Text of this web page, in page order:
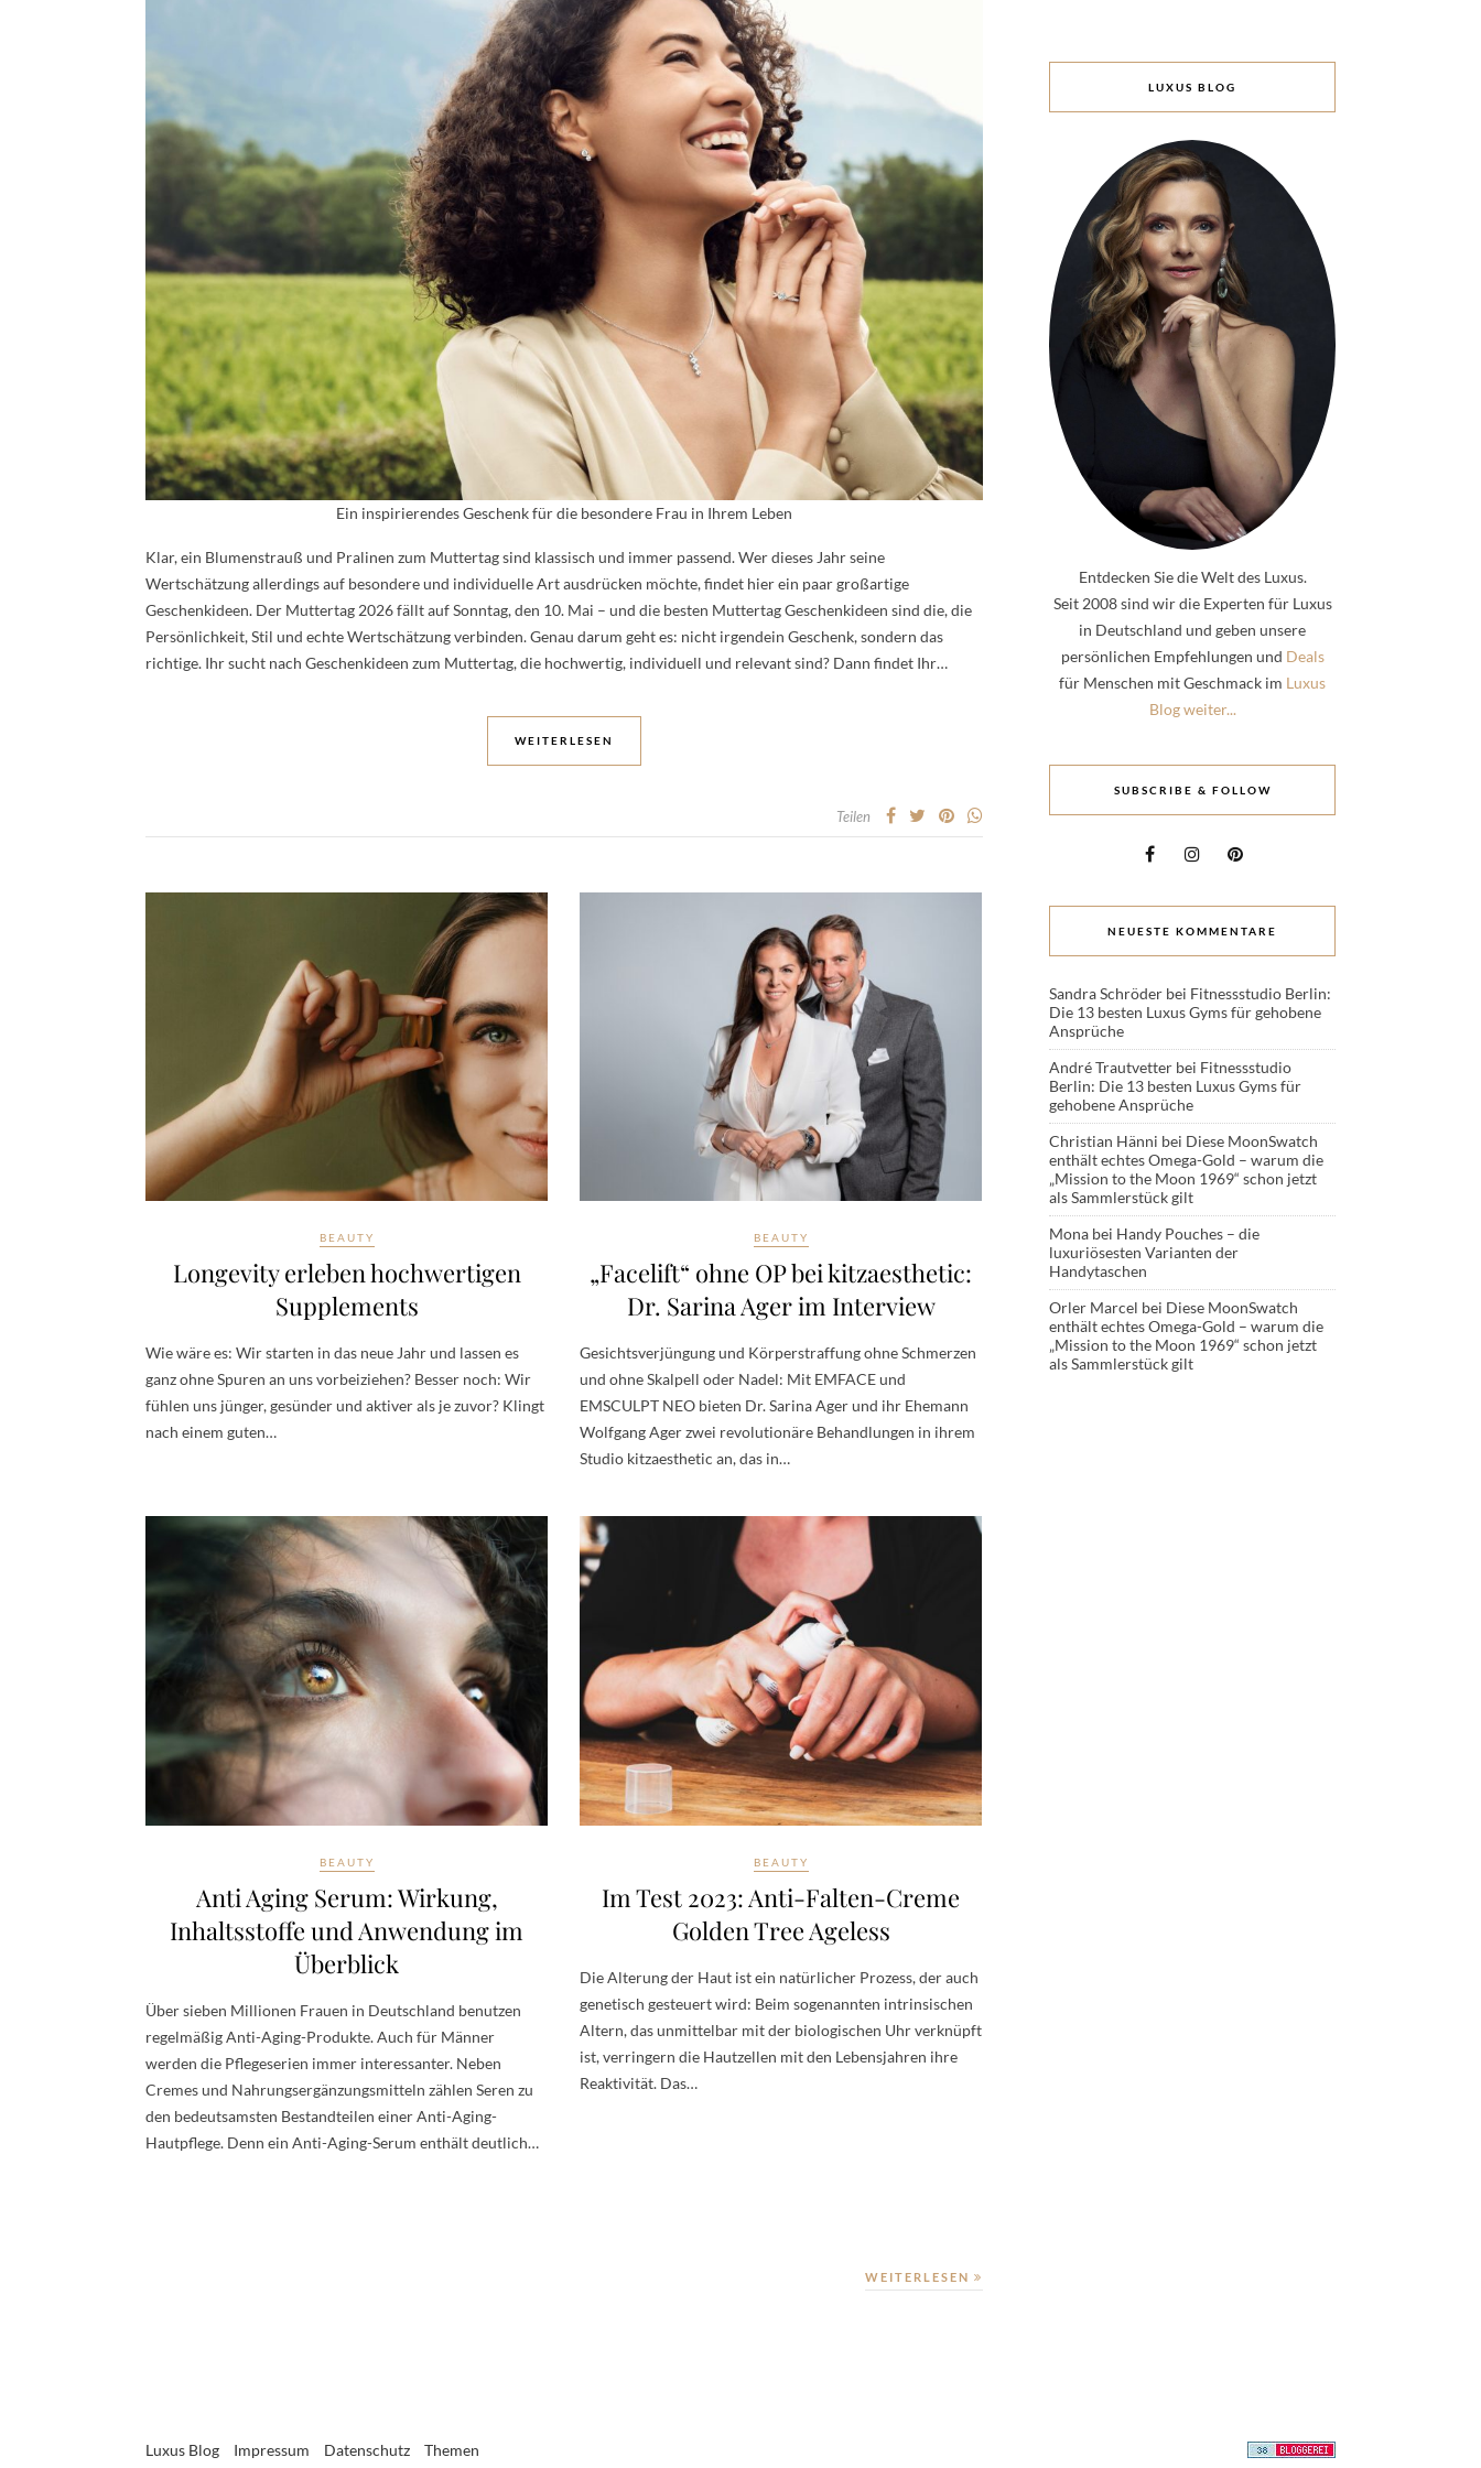
Ein inspirierendes Geschenk für die besondere Frau in Ihrem Leben
Klar, ein Blumenstrauß und Pralinen zum Muttertag sind klassisch und immer passend. Wer dieses Jahr seine
Wertschätzung allerdings auf besondere und individuelle Art ausdrücken möchte, findet hier ein paar großartige
Geschenkideen. Der Muttertag 2026 fällt auf Sonntag, den 10. Mai – und die besten Muttertag Geschenkideen sind die, die
Persönlichkeit, Stil und echte Wertschätzung verbinden. Genau darum geht es: nicht irgendein Geschenk, sondern das
richtige. Ihr sucht nach Geschenkideen zum Muttertag, die hochwertig, individuell und relevant sind? Dann findet Ihr…
WEITERLESEN
Teilen
BEAUTY
Longevity erleben hochwertigen
Supplements
Wie wäre es: Wir starten in das neue Jahr und lassen es
ganz ohne Spuren an uns vorbeiziehen? Besser noch: Wir
fühlen uns jünger, gesünder und aktiver als je zuvor? Klingt
nach einem guten…
BEAUTY
„Facelift“ ohne OP bei kitzaesthetic:
Dr. Sarina Ager im Interview
Gesichtsverjüngung und Körperstraffung ohne Schmerzen
und ohne Skalpell oder Nadel: Mit EMFACE und
EMSCULPT NEO bieten Dr. Sarina Ager und ihr Ehemann
Wolfgang Ager zwei revolutionäre Behandlungen in ihrem
Studio kitzaesthetic an, das in…
BEAUTY
Anti Aging Serum: Wirkung,
Inhaltsstoffe und Anwendung im
Überblick
Über sieben Millionen Frauen in Deutschland benutzen
regelmäßig Anti-Aging-Produkte. Auch für Männer
werden die Pflegeserien immer interessanter. Neben
Cremes und Nahrungsergänzungsmitteln zählen Seren zu
den bedeutsamsten Bestandteilen einer Anti-Aging-
Hautpflege. Denn ein Anti-Aging-Serum enthält deutlich…
BEAUTY
Im Test 2023: Anti-Falten-Creme
Golden Tree Ageless
Die Alterung der Haut ist ein natürlicher Prozess, der auch
genetisch gesteuert wird: Beim sogenannten intrinsischen
Altern, das unmittelbar mit der biologischen Uhr verknüpft
ist, verringern die Hautzellen mit den Lebensjahren ihre
Reaktivität. Das…
WEITERLESEN
LUXUS BLOG
Entdecken Sie die Welt des Luxus.
Seit 2008 sind wir die Experten für Luxus
in Deutschland und geben unsere
persönlichen Empfehlungen und Deals
für Menschen mit Geschmack im Luxus
Blog weiter...
SUBSCRIBE & FOLLOW
NEUESTE KOMMENTARE
Sandra Schröder bei Fitnessstudio Berlin:
Die 13 besten Luxus Gyms für gehobene
Ansprüche
André Trautvetter bei Fitnessstudio
Berlin: Die 13 besten Luxus Gyms für
gehobene Ansprüche
Christian Hänni bei Diese MoonSwatch
enthält echtes Omega-Gold – warum die
„Mission to the Moon 1969“ schon jetzt
als Sammlerstück gilt
Mona bei Handy Pouches – die
luxuriösesten Varianten der
Handytaschen
Orler Marcel bei Diese MoonSwatch
enthält echtes Omega-Gold – warum die
„Mission to the Moon 1969“ schon jetzt
als Sammlerstück gilt
Luxus Blog Impressum Datenschutz Themen